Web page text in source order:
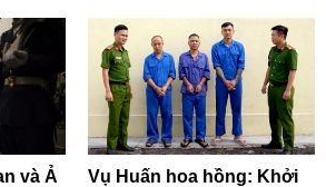
và Ả
Vụ Huấn hoa hồng: Khởi